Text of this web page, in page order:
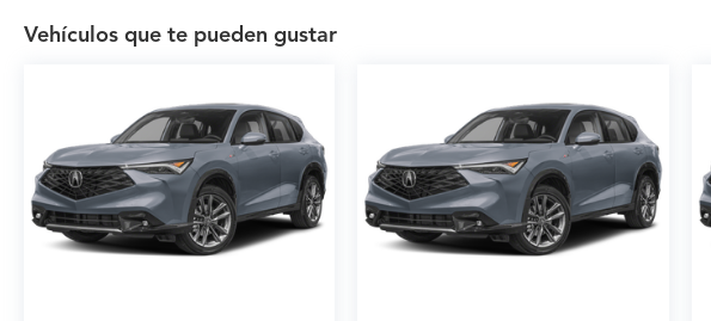
Vehículos que te pueden gustar